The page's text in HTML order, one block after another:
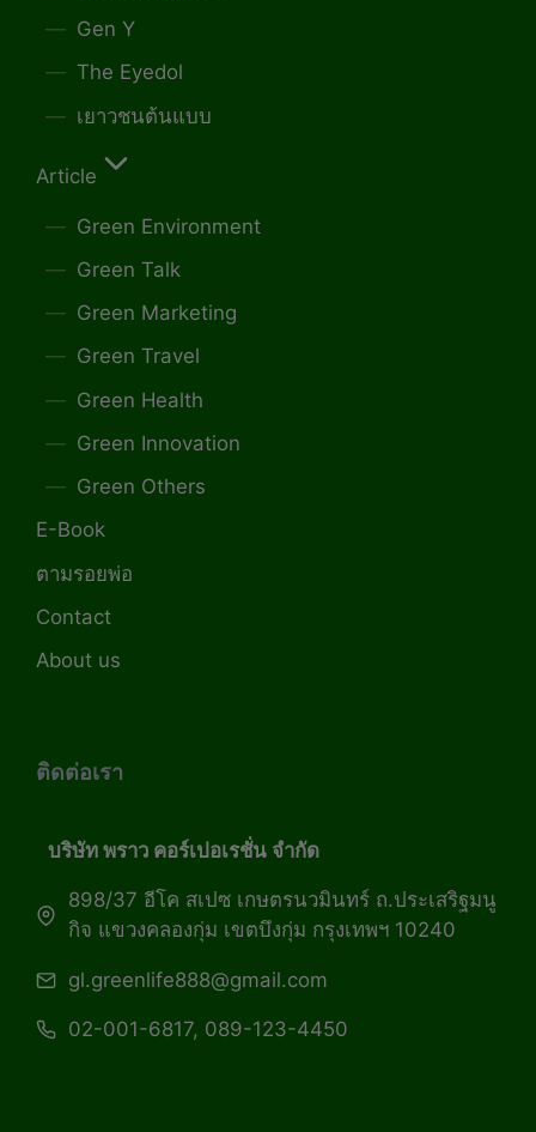
Gen Y
The Eyedol
เยาวชนต้นแบบ
Article
Green Environment
Green Talk
Green Marketing
Green Travel
Green Health
Green Innovation
Green Others
E-Book
ตามรอยพ่อ
Contact
About us
ติดต่อเรา
บริษัท พราว คอร์เปอเรชั่น จำกัด
898/37 อีโค สเปซ เกษตรนวมินทร์ ถ.ประเสริฐมนู
กิจ แขวงคลองกุ่ม เขตบึงกุ่ม กรุงเทพฯ 10240
gl.greenlife888@gmail.com
02-001-6817, 089-123-4450